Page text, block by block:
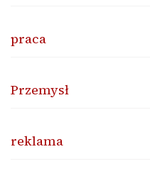
praca
Przemysł
reklama